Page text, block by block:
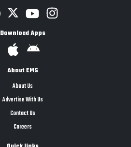
Download Apps
About EMS
About Us
Advertise With Us
Contact Us
Careers